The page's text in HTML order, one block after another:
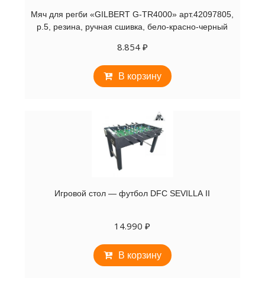
Мяч для регби «GILBERT G-TR4000» арт.42097805,
р.5, резина, ручная сшивка, бело-красно-черный
8.854 ₽
В корзину
Игровой стол — футбол DFC SEVILLA II
14.990₽
В корзину